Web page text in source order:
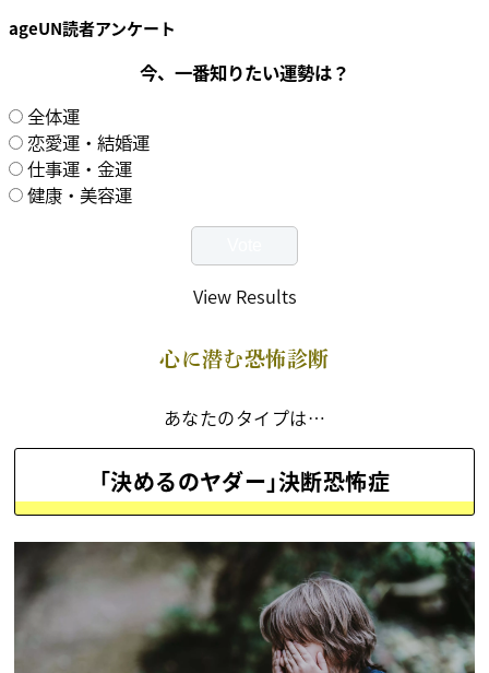
ageUN読者アンケート
今、一番知りたい運勢は？
全体運
恋愛運・結婚運
仕事運・金運
健康・美容運
View Results
心に潜む恐怖診断
あなたのタイプは…
｢決めるのヤダー｣決断恐怖症